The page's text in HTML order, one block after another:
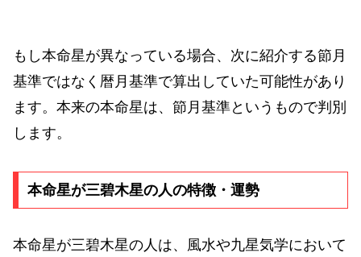
もし本命星が異なっている場合、次に紹介する節月
基準ではなく暦月基準で算出していた可能性があり
ます。本来の本命星は、節月基準というもので判別
します。
本命星が三碧木星の人の特徴・運勢
本命星が三碧木星の人は、風水や九星気学において